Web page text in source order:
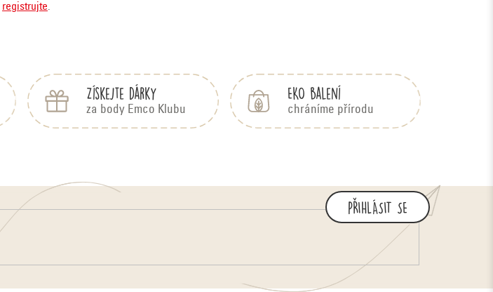
registrujte.
Získejte dárky
za body Emco Klubu
EKO balení
chráníme přírodu
PŘIHLÁSIT SE